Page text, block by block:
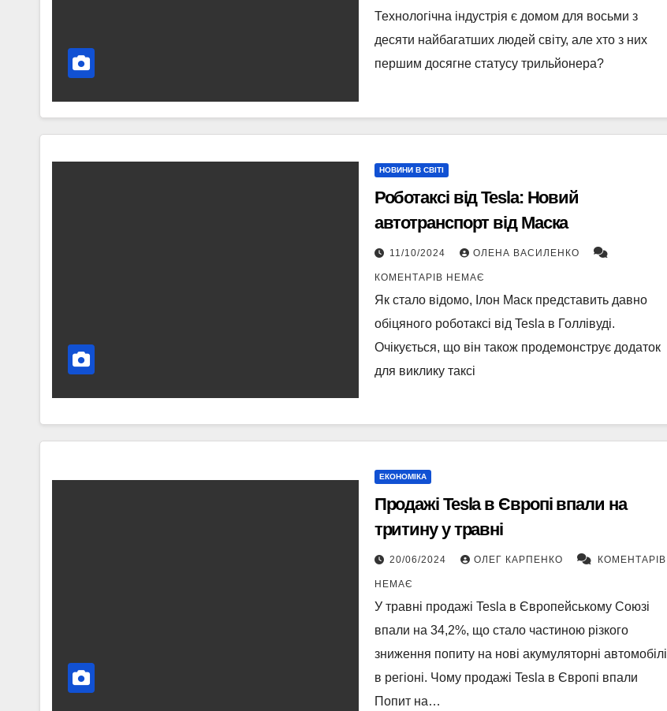
Технологічна індустрія є домом для восьми з
десяти найбагатших людей світу, але хто з них
першим досягне статусу трильйонера?
НОВИНИ В СВІТІ
Роботаксі від Tesla: Новий
автотранспорт від Маска
11/10/2024 ОЛЕНА ВАСИЛЕНКО
КОМЕНТАРІВ НЕМАЄ
Як стало відомо, Ілон Маск представить давно
обіцяного роботаксі від Tesla в Голлівуді.
Очікується, що він також продемонструє додаток
для виклику таксі
ЕКОНОМІКА
Продажі Tesla в Європі впали на
тритину у травні
20/06/2024 ОЛЕГ КАРПЕНКО КОМЕНТАРІВ
НЕМАЄ
У травні продажі Tesla в Європейському Союзі
впали на 34,2%, що стало частиною різкого
зниження попиту на нові акумуляторні автомобілі
в регіоні. Чому продажі Tesla в Європі впали
Попит на…